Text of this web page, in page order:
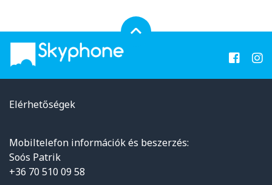
Elérhetőségek
Mobiltelefon információk és beszerzés:
Soós Patrik
+36 70 510 09 58